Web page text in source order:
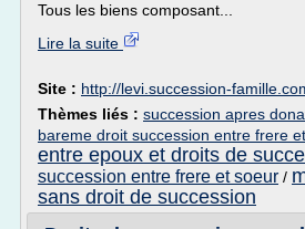
Tous les biens composant...
Lire la suite
Site : http://levi.succession-
Thèmes liés : succession apres
bareme droit succession entre frere
entre epoux et droits de
succession entre frere et soeur /
sans droit de succession